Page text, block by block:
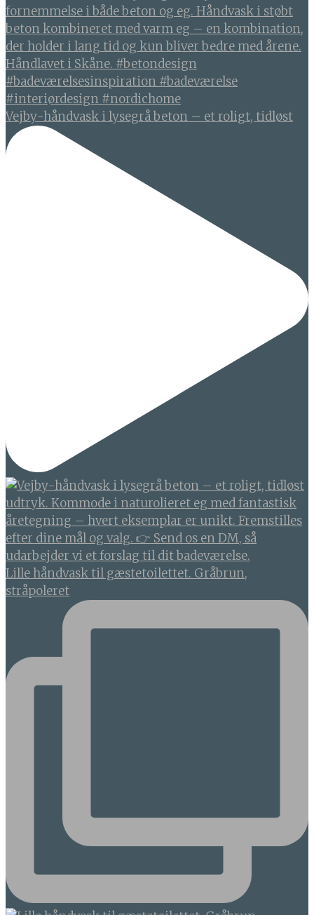
Vejby-håndvask i lysegrå beton – et roligt, tidløst
Lille håndvask til gæstetoilettet. Gråbrun,
stråpoleret